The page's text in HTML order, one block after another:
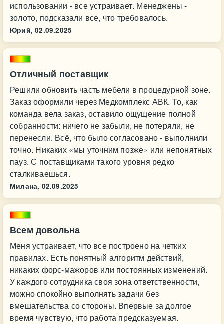
использовании - все устраивает. Менеджены -
золото, подсказали все, что требовалось.
Юрий, 02.09.2025
Отличный поставщик
Решили обновить часть мебели в процедурной зоне.
Заказ оформили через Медкомплекс АВК. То, как
команда вела заказ, оставило ощущение полной
собранности: ничего не забыли, не потеряли, не
перенесли. Всё, что было согласовано - выполнили
точно. Никаких «мы уточним позже» или непонятных
пауз. С поставщиками такого уровня редко
сталкиваешься.
Милана, 02.09.2025
Всем довольна
Меня устраивает, что все построено на четких
правилах. Есть понятный алгоритм действий,
никаких форс-мажоров или постоянных изменений.
У каждого сотрудника своя зона ответственности,
можно спокойно выполнять задачи без
вмешательства со стороны. Впервые за долгое
время чувствую, что работа предсказуемая.